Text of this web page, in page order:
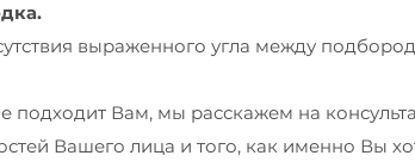
выраженного угла между
подходит Вам, мы расскажем на
Вашего лица и того, как именно Вы